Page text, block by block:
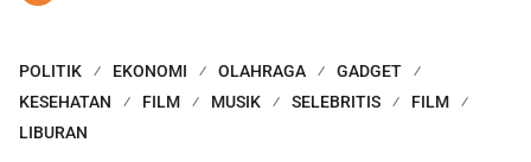
POLITIK EKONOMI OLAHRAGA
GADGET
KESEHATAN
FILM MUSIK SELEBRITIS
FILM
LIBURAN